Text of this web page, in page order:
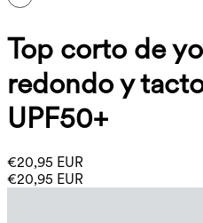
Top corto de
redondo y
UPF50+
€20,95 EUR
€20,95 EUR